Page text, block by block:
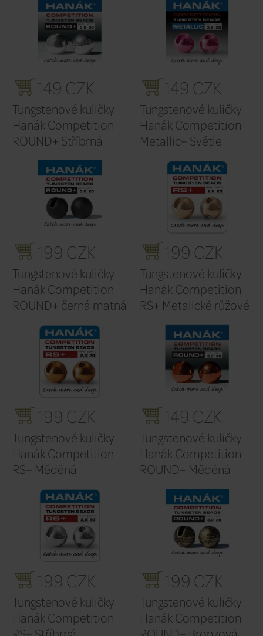
199 CZK
Tungstenové kuličky
Hanák Competition
RS+ Metalická světle
růžová
Hanák
149 CZK
Tungstenové kuličky
Hanák Competition
ROUND+ Stříbrná
Hanák
růžová